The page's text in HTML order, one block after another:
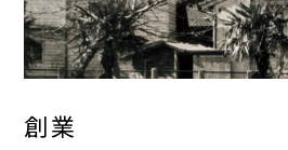
創業